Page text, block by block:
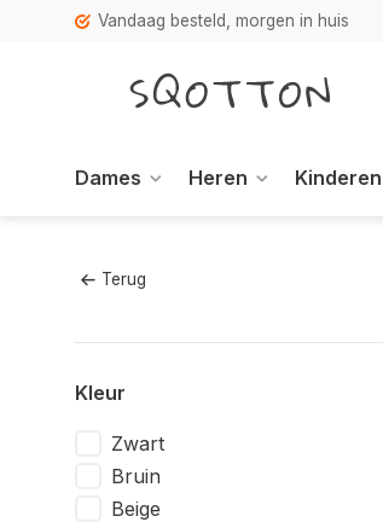
Vandaag besteld, morgen in huis
Dames Heren Kinderen
Terug
Kleur
Zwart
Bruin
Beige